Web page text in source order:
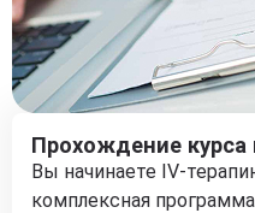
Прохождение курса
Вы начинаете IV-
комплексная